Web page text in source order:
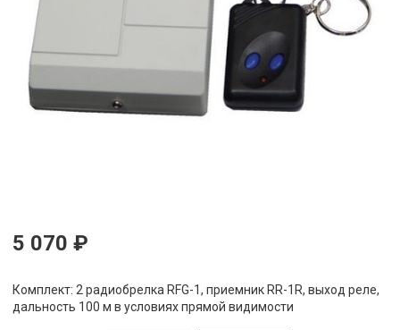
5 070 ₽
Комплект: 2 радиобрелка RFG-1, приемник RR-1R, выход реле,
дальность 100 м в условиях прямой видимости